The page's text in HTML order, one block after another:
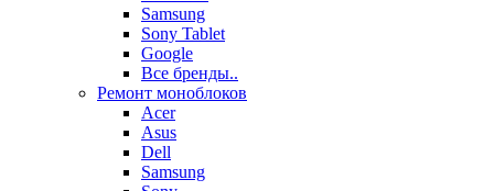
Samsung
Sony Tablet
Google
Все бренды..
Ремонт моноблоков
Acer
Asus
Dell
Samsung